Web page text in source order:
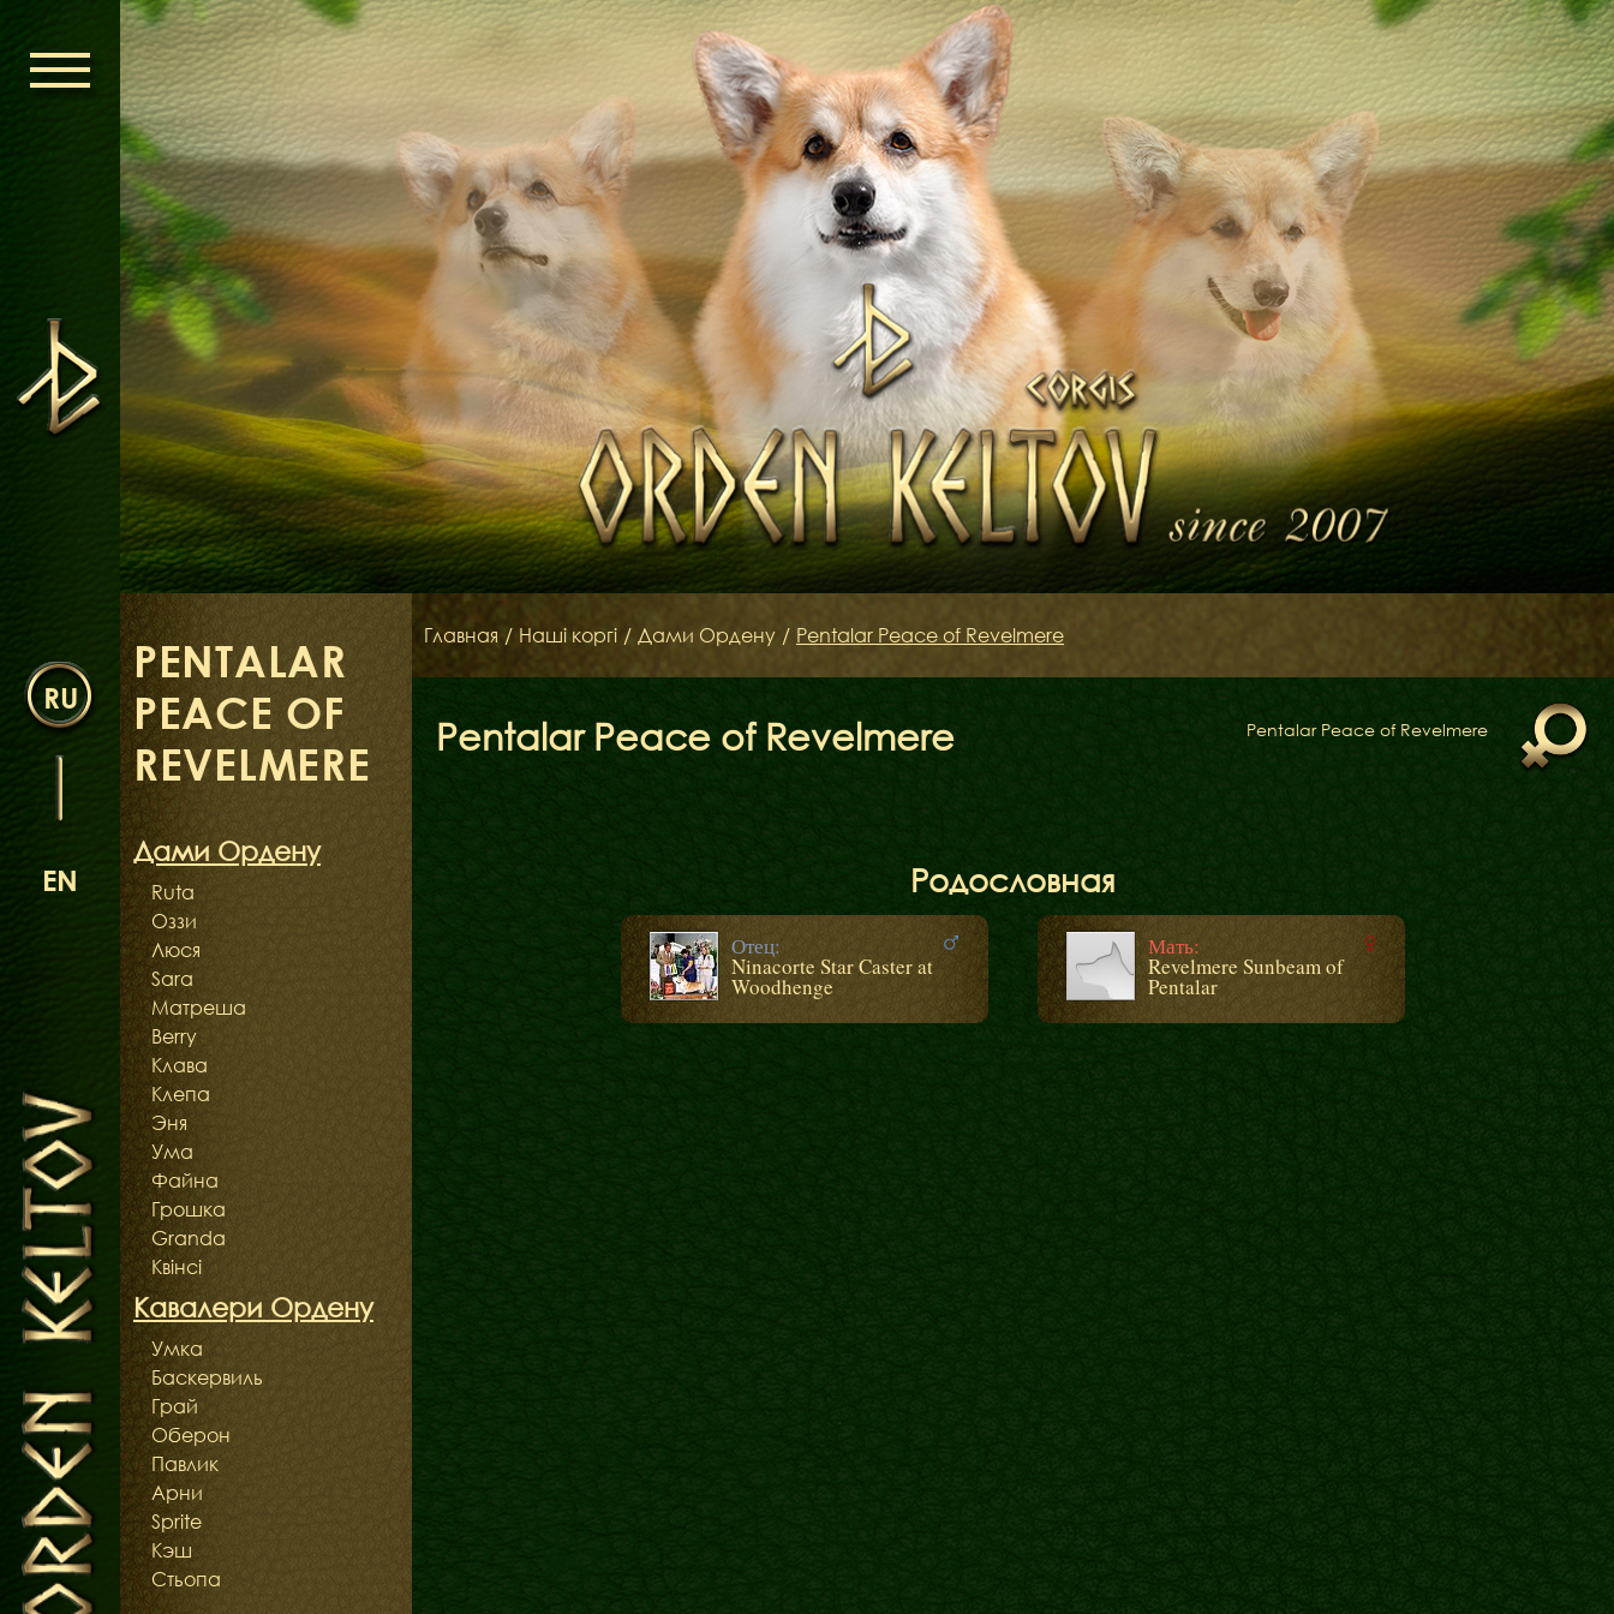
PENTALAR
PEACE OF
REVELMERE
Дами Ордену
Ruta
Оззи
Люся
Sara
Матреша
Berry
Клава
Клепа
Эня
Ума
Файна
Грошка
Granda
Квінсі
Кавалери Ордену
Умка
Баскервиль
Грай
Оберон
Павлик
Арни
Sprite
Кэш
Стьопа
Главная / Наші коргі / Дами Ордену / Pentalar Peace of Revelmere
Pentalar Peace of Revelmere Pentalar Peace of Revelmere
Родословная
Отец:
Ninacorte Star Caster at
Woodhenge
Мать:
Revelmere Sunbeam of
Pentalar
RU
EN
ГОЛОВНА
ОРДЕН КЕЛЬТІВ
НОВИНИ
ДИТЯЧА КІМНАТА
КОНТАКТИ
Наші коргі
Дами Ордену
Кавалери Ордену
Щенята
Дитяча кімната
Бібліотека
Міфи
Блог